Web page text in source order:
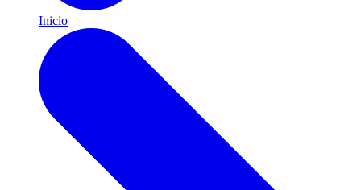
Inicio